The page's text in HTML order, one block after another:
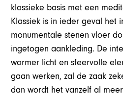
klassieke basis met een
Klassiek is in ieder geval het
monumentale stenen vloer
ingetogen aankleding. De
warmer licht en sfeervolle
gaan werken, zal de zaak
dan wordt het vanzelf al